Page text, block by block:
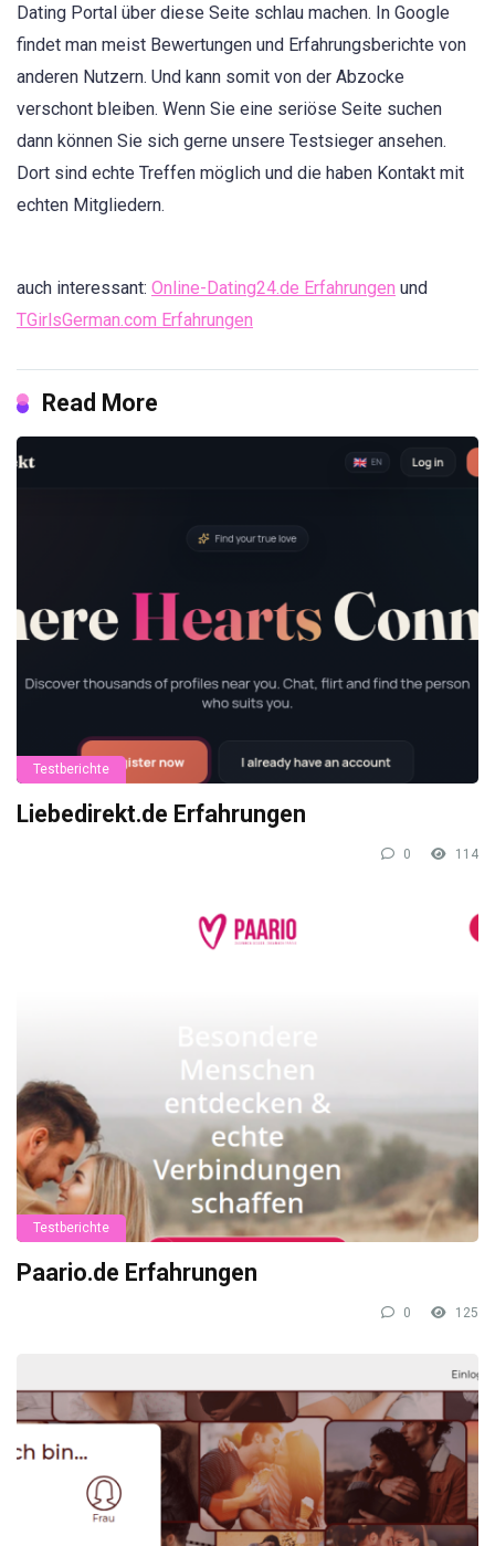
Dating Portal über diese Seite schlau machen. In Google
findet man meist Bewertungen und Erfahrungsberichte von
anderen Nutzern. Und kann somit von der Abzocke
verschont bleiben. Wenn Sie eine seriöse Seite suchen
dann können Sie sich gerne unsere Testsieger ansehen.
Dort sind echte Treffen möglich und die haben Kontakt mit
echten Mitgliedern.
auch interessant: Online-Dating24.de Erfahrungen und
TGirlsGerman.com Erfahrungen
Read More
Testberichte
Liebedirekt.de Erfahrungen
0 114
Testberichte
Paario.de Erfahrungen
0 125